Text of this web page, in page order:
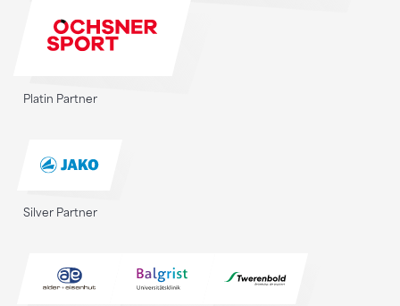
Platin Partner
Silver Partner